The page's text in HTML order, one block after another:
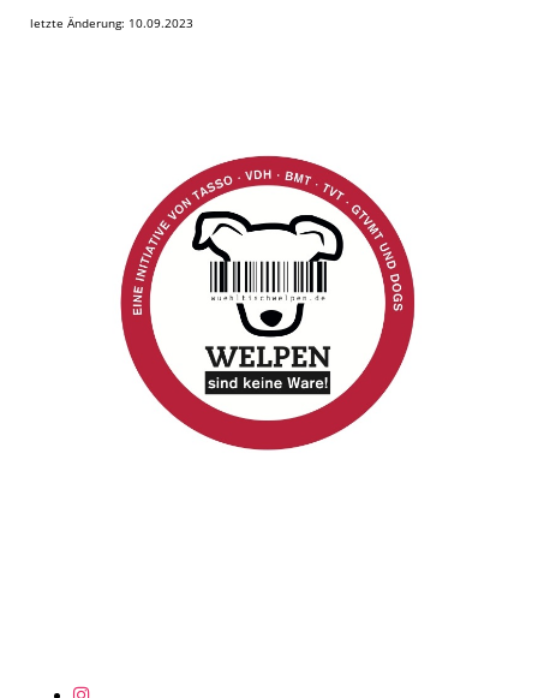
letzte Änderung: 10.09.2023